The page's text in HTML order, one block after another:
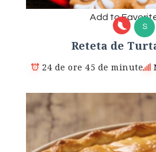
Add to
S
Reteta de
24 de ore 45 de minute